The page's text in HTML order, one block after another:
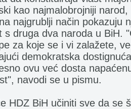
kao najmalobrojniji
najgrublji način pokazuju
s druga dva naroda u BiH.
za koje se i vi zalažete,
demokratska
ovu već dosta
navodi se u pismu.
HDZ BiH učiniti sve da se